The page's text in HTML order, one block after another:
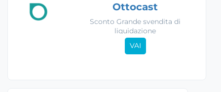
Ottocast
Sconto Grande svendita di
liquidazione
VAI